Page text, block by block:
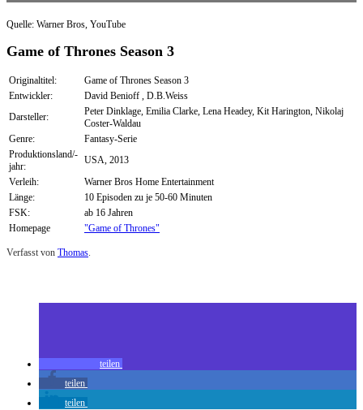
Quelle: Warner Bros, YouTube
Game of Thrones Season 3
Originaltitel:
Game of Thrones Season 3
Entwickler:
David Benioff , D.B.Weiss
Darsteller:
Peter Dinklage, Emilia Clarke, Lena Headey, Kit Harington, Nikolaj
Coster-Waldau
Genre:
Fantasy-Serie
Produktionsland/-
jahr:
USA, 2013
Verleih:
Warner Bros Home Entertainment
Länge:
10 Episoden zu je 50-60 Minuten
FSK:
ab 16 Jahren
Homepage
"Game of Thrones"
Verfasst von Thomas.
teilen
teilen
teilen